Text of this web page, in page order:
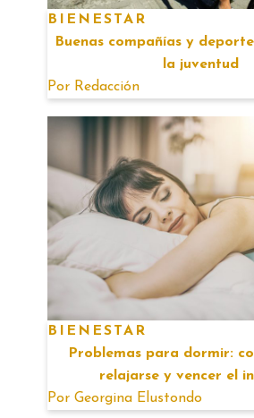
BIENESTAR
Buenas compañías y
la juventud
Por Redacción
BIENESTAR
Problemas para dormir:
relajarse y vencer el
Por Georgina Elustondo